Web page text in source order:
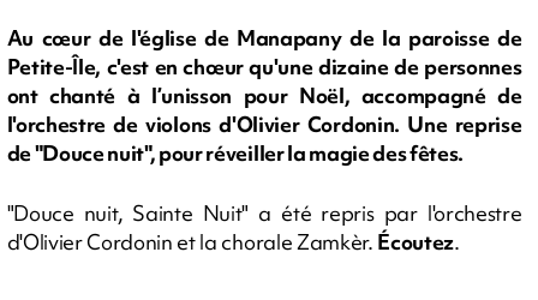
Au cœur de l'église de Manapany de la paroisse de
Petite-Île, c'est en chœur qu'une dizaine de personnes
ont chanté à l’unisson pour Noël, accompagné de
l'orchestre de violons d'Olivier Cordonin. Une reprise
de "Douce nuit", pour réveiller la magie des fêtes.
"Douce nuit, Sainte Nuit" a été repris par l'orchestre
d'Olivier Cordonin et la chorale Zamkèr. Écoutez.